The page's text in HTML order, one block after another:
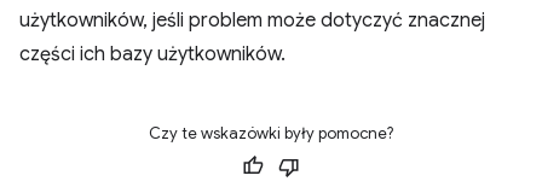
użytkowników, jeśli problem może dotyczyć znacznej
części ich bazy użytkowników.
Czy te wskazówki były pomocne?